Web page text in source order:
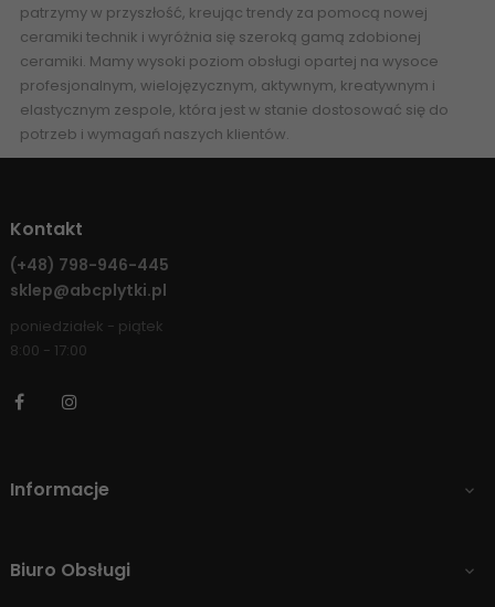
patrzymy w przyszłość, kreując trendy za pomocą nowej
ceramiki technik i wyróżnia się szeroką gamą zdobionej
ceramiki. Mamy wysoki poziom obsługi opartej na wysoce
profesjonalnym, wielojęzycznym, aktywnym, kreatywnym i
elastycznym zespole, która jest w stanie dostosować się do
potrzeb i wymagań naszych klientów.
Kontakt
(+48) 798-946-445
sklep@abcplytki.pl
poniedziałek - piątek
8:00 - 17:00
Facebook
Informacje 
Biuro Obsługi 